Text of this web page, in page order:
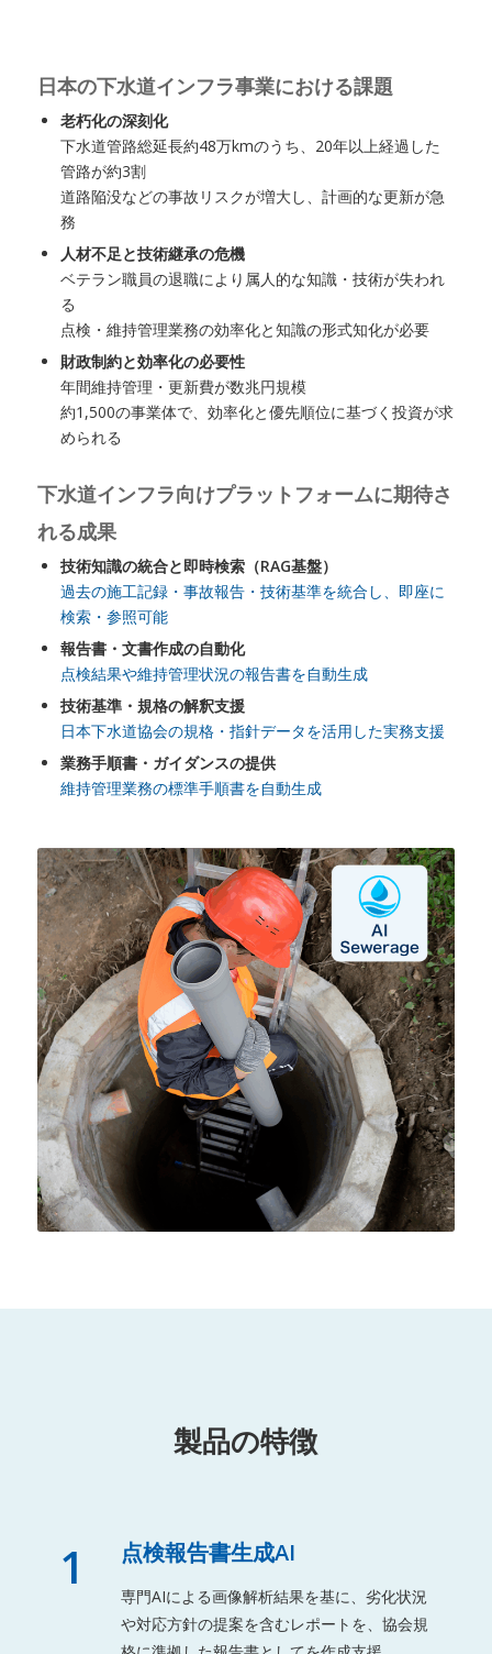
日本の下水道インフラ事業における課題
老朽化の深刻化
下水道管路総延長約48万kmのうち、20年以上経過した
管路が約3割
道路陥没などの事故リスクが増大し、計画的な更新が急
務
人材不足と技術継承の危機
ベテラン職員の退職により属人的な知識・技術が失われ
る
点検・維持管理業務の効率化と知識の形式知化が必要
財政制約と効率化の必要性
年間維持管理・更新費が数兆円規模
約1,500の事業体で、効率化と優先順位に基づく投資が求
められる
下水道インフラ向けプラットフォームに期待さ
れる成果
技術知識の統合と即時検索（RAG基盤）
過去の施工記録・事故報告・技術基準を統合し、即座に
検索・参照可能
報告書・文書作成の自動化
点検結果や維持管理状況の報告書を自動生成
技術基準・規格の解釈支援
日本下水道協会の規格・指針データを活用した実務支援
業務手順書・ガイダンスの提供
維持管理業務の標準手順書を自動生成
製品の特徴
1 点検報告書生成AI
専門AIによる画像解析結果を基に、劣化状況
や対応方針の提案を含むレポートを、協会規